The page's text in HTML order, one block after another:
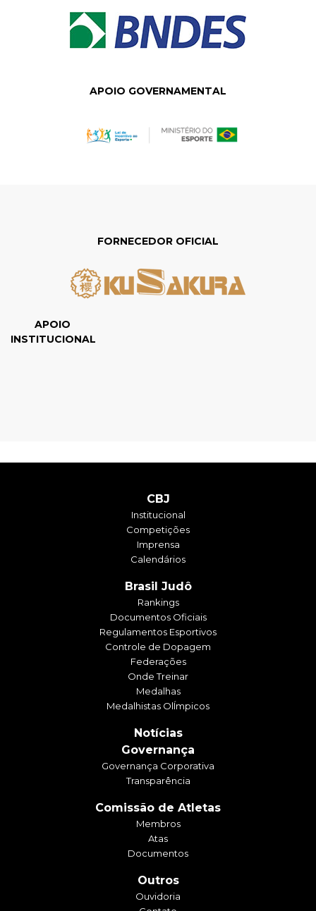
APOIO GOVERNAMENTAL
FORNECEDOR OFICIAL
APOIO
INSTITUCIONAL
CBJ
Institucional
Competições
Imprensa
Calendários
Brasil Judô
Rankings
Documentos Oficiais
Regulamentos Esportivos
Controle de Dopagem
Federações
Onde Treinar
Medalhas
Medalhistas OlÍmpicos
Notícias
Governança
Governança Corporativa
Transparência
Comissão de Atletas
Membros
Atas
Documentos
Outros
Ouvidoria